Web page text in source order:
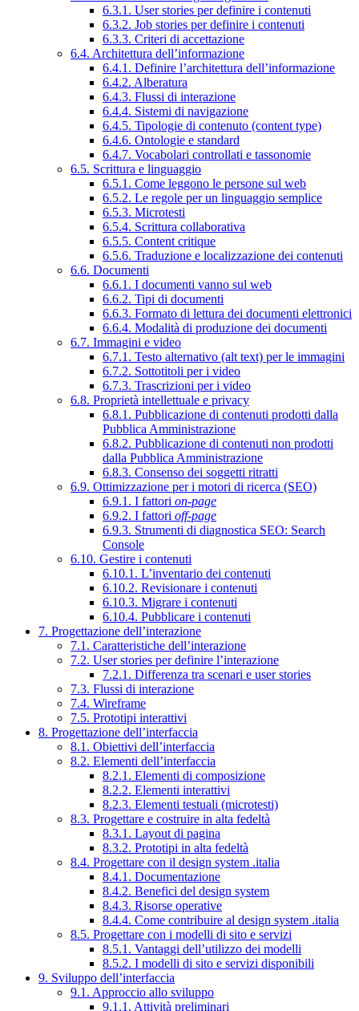
6.3.1. User stories per definire i contenuti
6.3.2. Job stories per definire i contenuti
6.3.3. Criteri di accettazione
6.4. Architettura dell’informazione
6.4.1. Definire l’architettura dell’informazione
6.4.2. Alberatura
6.4.3. Flussi di interazione
6.4.4. Sistemi di navigazione
6.4.5. Tipologie di contenuto (content type)
6.4.6. Ontologie e standard
6.4.7. Vocabolari controllati e tassonomie
6.5. Scrittura e linguaggio
6.5.1. Come leggono le persone sul web
6.5.2. Le regole per un linguaggio semplice
6.5.3. Microtesti
6.5.4. Scrittura collaborativa
6.5.5. Content critique
6.5.6. Traduzione e localizzazione dei contenuti
6.6. Documenti
6.6.1. I documenti vanno sul web
6.6.2. Tipi di documenti
6.6.3. Formato di lettura dei documenti elettronici
6.6.4. Modalità di produzione dei documenti
6.7. Immagini e video
6.7.1. Testo alternativo (alt text) per le immagini
6.7.2. Sottotitoli per i video
6.7.3. Trascrizioni per i video
6.8. Proprietà intellettuale e privacy
6.8.1. Pubblicazione di contenuti prodotti dalla
Pubblica Amministrazione
6.8.2. Pubblicazione di contenuti non prodotti
dalla Pubblica Amministrazione
6.8.3. Consenso dei soggetti ritratti
6.9. Ottimizzazione per i motori di ricerca (SEO)
6.9.1. I fattori on-page
6.9.2. I fattori off-page
6.9.3. Strumenti di diagnostica SEO: Search
Console
6.10. Gestire i contenuti
6.10.1. L’inventario dei contenuti
6.10.2. Revisionare i contenuti
6.10.3. Migrare i contenuti
6.10.4. Pubblicare i contenuti
7. Progettazione dell’interazione
7.1. Caratteristiche dell’interazione
7.2. User stories per definire l’interazione
7.2.1. Differenza tra scenari e user stories
7.3. Flussi di interazione
7.4. Wireframe
7.5. Prototipi interattivi
8. Progettazione dell’interfaccia
8.1. Obiettivi dell’interfaccia
8.2. Elementi dell’interfaccia
8.2.1. Elementi di composizione
8.2.2. Elementi interattivi
8.2.3. Elementi testuali (microtesti)
8.3. Progettare e costruire in alta fedeltà
8.3.1. Layout di pagina
8.3.2. Prototipi in alta fedeltà
8.4. Progettare con il design system .italia
8.4.1. Documentazione
8.4.2. Benefici del design system
8.4.3. Risorse operative
8.4.4. Come contribuire al design system .italia
8.5. Progettare con i modelli di sito e servizi
8.5.1. Vantaggi dell’utilizzo dei modelli
8.5.2. I modelli di sito e servizi disponibili
9. Sviluppo dell’interfaccia
9.1. Approccio allo sviluppo
9.1.1. Attività preliminari